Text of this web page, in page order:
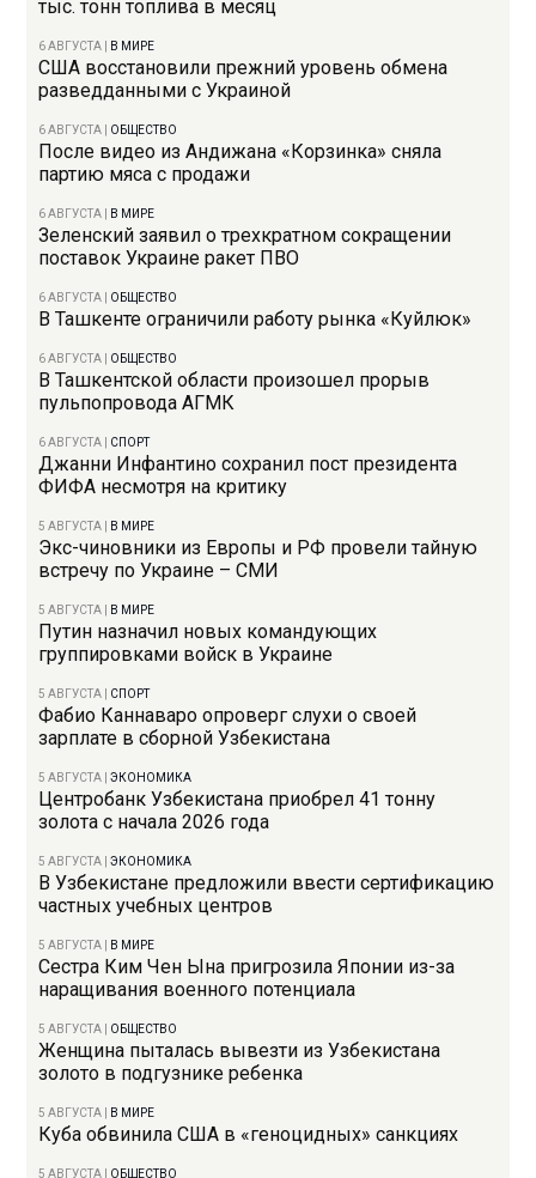
тыс. тонн топлива в месяц
6 АВГУСТА В МИРЕ
США восстановили прежний уровень обмена
разведданными с Украиной
6 АВГУСТА ОБЩЕСТВО
После видео из Андижана «Корзинка» сняла
партию мяса с продажи
6 АВГУСТА В МИРЕ
Зеленский заявил о трехкратном сокращении
поставок Украине ракет ПВО
6 АВГУСТА ОБЩЕСТВО
В Ташкенте ограничили работу рынка «Куйлюк»
6 АВГУСТА ОБЩЕСТВО
В Ташкентской области произошел прорыв
пульпопровода АГМК
6 АВГУСТА СПОРТ
Джанни Инфантино сохранил пост президента
ФИФА несмотря на критику
5 АВГУСТА В МИРЕ
Экс-чиновники из Европы и РФ провели тайную
встречу по Украине – СМИ
5 АВГУСТА В МИРЕ
Путин назначил новых командующих
группировками войск в Украине
5 АВГУСТА СПОРТ
Фабио Каннаваро опроверг слухи о своей
зарплате в сборной Узбекистана
5 АВГУСТА |ЭКОНОМИКА
Центробанк Узбекистана приобрел 41 тонну
золота с начала 2026 года
5 АВГУСТА |ЭКОНОМИКА
В Узбекистане предложили ввести сертификацию
частных учебных центров
5 АВГУСТА В МИРЕ
Сестра Ким Чен Ына пригрозила Японии из-за
наращивания военного потенциала
5 АВГУСТА ОБЩЕСТВО
Женщина пыталась вывезти из Узбекистана
золото в подгузнике ребенка
5 АВГУСТА В МИРЕ
Куба обвинила США в «геноцидных» санкциях
5 АВГУСТА ОБЩЕСТВО